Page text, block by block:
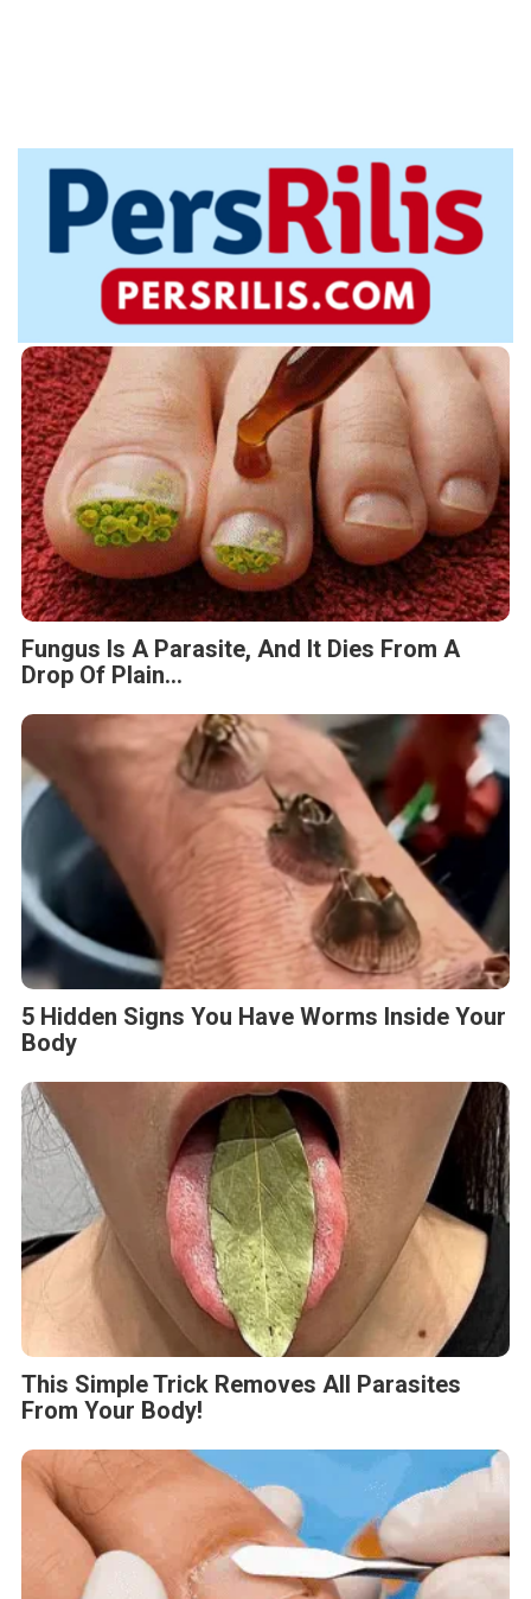
Fungus Is A Parasite, And It Dies From A
Drop Of Plain...
5 Hidden Signs You Have Worms Inside Your
Body
This Simple Trick Removes All Parasites
From Your Body!